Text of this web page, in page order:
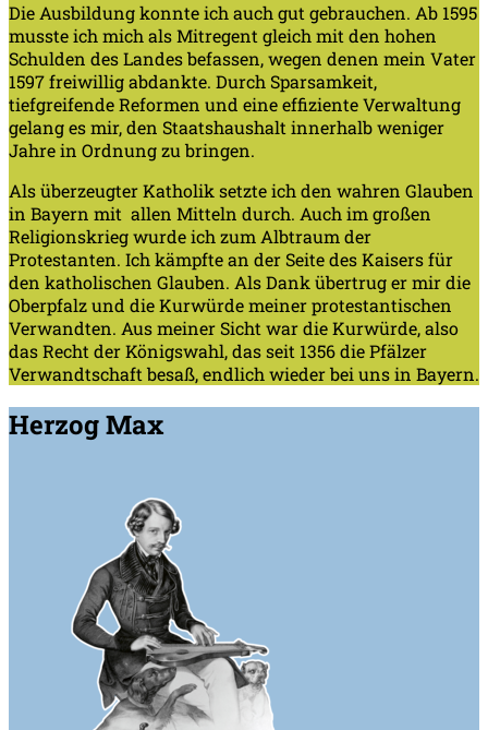
Die Ausbildung konnte ich auch gut gebrauchen. Ab 1595
musste ich mich als Mitregent gleich mit den hohen
Schulden des Landes befassen, wegen denen mein Vater
1597 freiwillig abdankte. Durch Sparsamkeit,
tiefgreifende Reformen und eine effiziente Verwaltung
gelang es mir, den Staatshaushalt innerhalb weniger
Jahre in Ordnung zu bringen.
Als überzeugter Katholik setzte ich den wahren Glauben
in Bayern mit allen Mitteln durch. Auch im großen
Religionskrieg wurde ich zum Albtraum der
Protestanten. Ich kämpfte an der Seite des Kaisers für
den katholischen Glauben. Als Dank übertrug er mir die
Oberpfalz und die Kurwürde meiner protestantischen
Verwandten. Aus meiner Sicht war die Kurwürde, also
das Recht der Königswahl, das seit 1356 die Pfälzer
Verwandtschaft besaß, endlich wieder bei uns in Bayern.
Herzog Max